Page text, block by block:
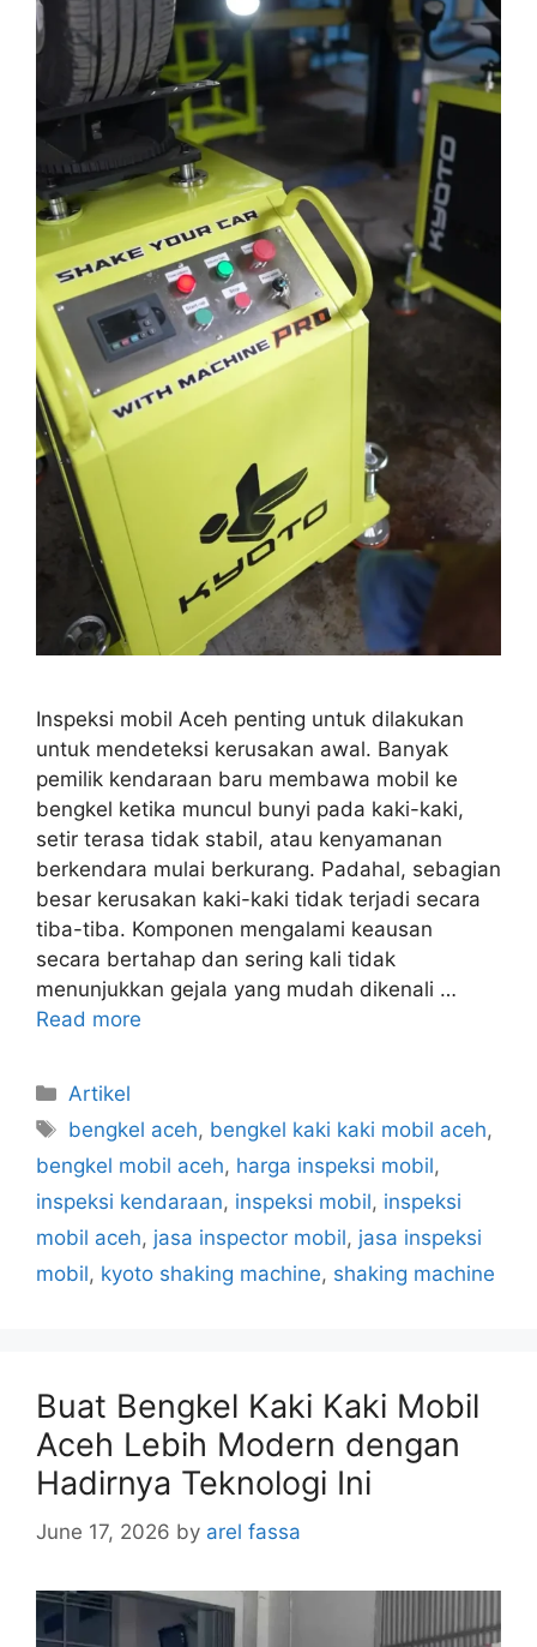
Inspeksi mobil Aceh penting untuk dilakukan
untuk mendeteksi kerusakan awal. Banyak
pemilik kendaraan baru membawa mobil ke
bengkel ketika muncul bunyi pada kaki-kaki,
setir terasa tidak stabil, atau kenyamanan
berkendara mulai berkurang. Padahal, sebagian
besar kerusakan kaki-kaki tidak terjadi secara
tiba-tiba. Komponen mengalami keausan
secara bertahap dan sering kali tidak
menunjukkan gejala yang mudah dikenali …
Read more
Artikel
bengkel aceh, bengkel kaki kaki mobil aceh,
bengkel mobil aceh, harga inspeksi mobil,
inspeksi kendaraan, inspeksi mobil, inspeksi
mobil aceh, jasa inspector mobil, jasa inspeksi
mobil, kyoto shaking machine, shaking machine
Buat Bengkel Kaki Kaki Mobil
Aceh Lebih Modern dengan
Hadirnya Teknologi Ini
June 17, 2026 by arel fassa